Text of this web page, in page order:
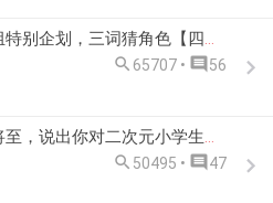
【活动】五一番组特别企划，三词猜角色【四月新番篇】（回答正确有奖励呦）
 65707 •  56
【活动】儿童节将至，说出你对二次元小学生的爱吧！（参与有奖）
 50495 •  47